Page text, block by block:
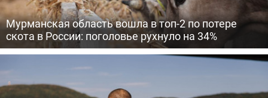
Мурманская область вошла в топ-2 по потере
скота в России: поголовье рухнуло на 34%